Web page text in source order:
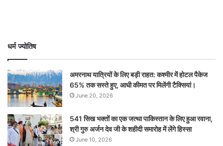
धर्म ज्योतिष
अमरनाथ यात्रियों के लिए बड़ी राहत: कश्मीर में होटल पैकेज
65% तक सस्ते हुए, आधी कीमत पर मिलेंगी टैक्सियां।
June 20, 2026
541 सिख भक्तों का एक जत्था पाकिस्तान के लिए हुआ रवाना,
श्री गुरु अर्जन देव जी के शहीदी समारोह में लेंगे हिस्सा
June 10, 2026